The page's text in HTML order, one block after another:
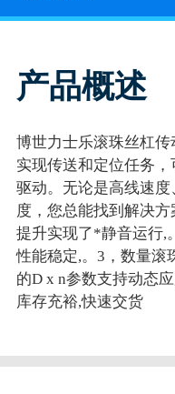
产品概述
博世力士乐滚珠丝杠
实现传送和定位任务
驱动。无论是高线速
度，您总能找到解决
提升实现了*静音运行,
性能稳定,。3，数量滚
的D x n参数支持动态
库存充裕,快速交货